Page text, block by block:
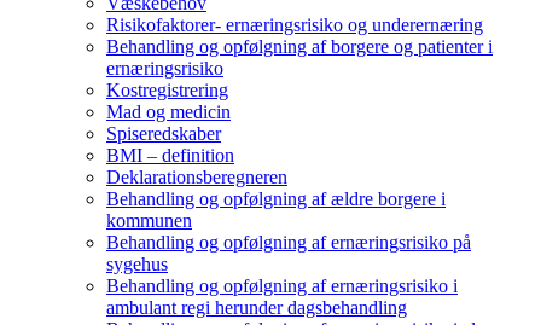
Risikofaktorer- ernæringsrisiko og underernæring
Behandling og opfølgning af borgere og patienter i
ernæringsrisiko
Kostregistrering
Mad og medicin
Spiseredskaber
BMI – definition
Deklarationsberegneren
Behandling og opfølgning af ældre borgere i
kommunen
Behandling og opfølgning af ernæringsrisiko på
sygehus
Behandling og opfølgning af ernæringsrisiko i
ambulant regi herunder dagsbehandling